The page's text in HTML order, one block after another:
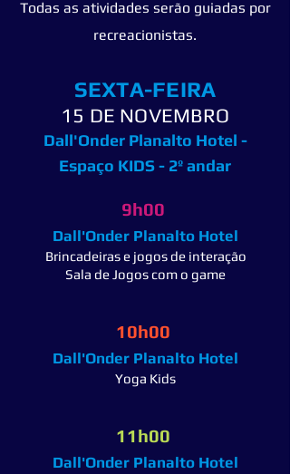
Todas as atividades serão guiadas por
recreacionistas.
SEXTA-FEIRA
15 DE NOVEMBRO
Dall'Onder Planalto Hotel -
Espaço KIDS - 2º andar
9h00
Dall'Onder Planalto Hotel
Brincadeiras e jogos de interação
Sala de Jogos com o game
10h00
Dall'Onder Planalto Hotel
Yoga Kids
11h00
Dall'Onder Planalto Hotel